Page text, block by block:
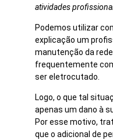
atividades
Podemos utilizar
explicação um
manutenção da
frequentemente
ser eletrocutado.
Logo, o que tal
apenas um dano à
Por esse motivo,
que o adicional de